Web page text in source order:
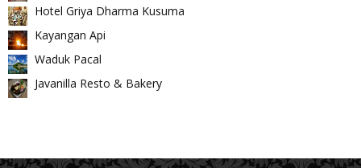
Hotel Griya Dharma Kusuma
Kayangan Api
Waduk Pacal
Javanilla Resto & Bakery